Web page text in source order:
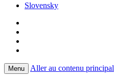
Slovensky
Menu Aller au contenu principal